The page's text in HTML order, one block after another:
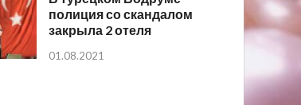
полиция со скандалом
закрыла 2 отеля
01.08.2021